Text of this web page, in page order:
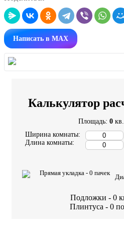
Написать в MAX
Калькулятор
Площадь: 0
Ширина комнаты:
Длина комнаты:
Прямая укладка - 0 пачек
Подложки - 0
Плинтуса - 0